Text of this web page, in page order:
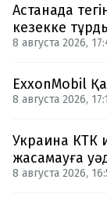
Астанада
кезекке
8 августа 2026,
ExxonMobil
8 августа 2026,
Украина
жасамауға
8 августа 2026,